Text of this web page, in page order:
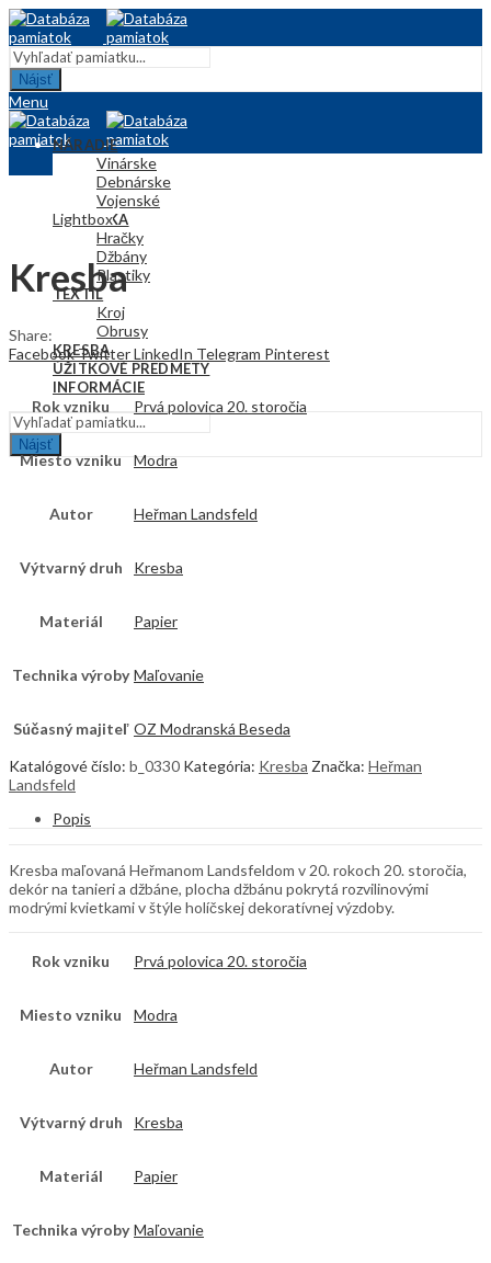
Nájsť
Menu
NÁRADIE
Vinárske
Debnárske
Vojenské
KERAMIKA
Hračky
Džbány
Plastiky
TEXTIL
Kroj
Obrusy
KRESBA
ÚŽITKOVÉ PREDMETY
INFORMÁCIE
Nájsť
Lightbox
Kresba
Share:
FacebookTwitterLinkedIn Telegram Pinterest
Rok vzniku Prvá polovica 20. storočia
Miesto vzniku Modra
Autor Heřman Landsfeld
Výtvarný druh Kresba
Materiál Papier
Technika výroby Maľovanie
Súčasný majiteľ OZ Modranská Beseda
Katalógové číslo: b_0330 Kategória: Kresba Značka: Heřman
Landsfeld
Popis
Kresba maľovaná Heřmanom Landsfeldom v 20. rokoch 20. storočia,
dekór na tanieri a džbáne, plocha džbánu pokrytá rozvilinovými
modrými kvietkami v štýle holíčskej dekoratívnej výzdoby.
Rok vzniku Prvá polovica 20. storočia
Miesto vzniku Modra
Autor Heřman Landsfeld
Výtvarný druh Kresba
Materiál Papier
Technika výroby Maľovanie